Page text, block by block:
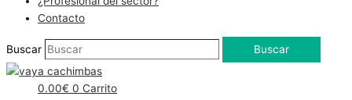
Contacto
Buscar Buscar
0.00€ 0 Carrito